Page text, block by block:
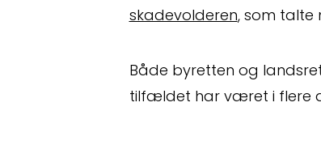
skadevolderen, som talte
Både byretten og
tilfældet har været i flere